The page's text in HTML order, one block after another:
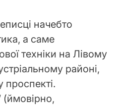
начебто
а саме
техніки на Лівому
районі,
(ймовірно,